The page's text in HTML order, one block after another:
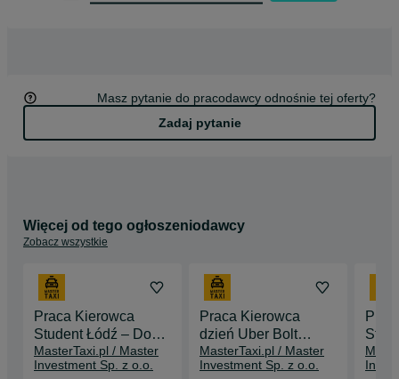
* ✅ do 60% netto od obrotu dla Ciebie
* ✅ Welcome / Powitalny Bonus 3000 zł
* ✅ Zwrot kosztów badań i zaświadczenia o niekaralności – do
* ✅ Dodatkowe bonusy i programy partnerskie
* ✅ Fabrycznie nowe Toyota Corolla Hybrid
* ✅ 0 zł wkładu własnego po Twojej stronie
* ✅ Możliwość startu nawet w 48h od zgłoszenia
* ✅ Praca w Uber i Bolt z oficjalnym partnerem flotowym
* ✅ Wsparcie i szybki onboarding
🔥 Dołącz do MasterTaxi i zacznij zarabiać już dziś!
Masz pytanie do pracodawcy odnośnie tej oferty?
Zadaj pytanie
Więcej od tego ogłoszeniodawcy
Zobacz wszystkie
Praca Kierowca
Student Łódź – Do
60% dla Ciebie
zarabiaj 7000zł+ |
MasterTaxi.pl / Master
Investment Sp. z o.o.
Praca Kierowca
dzień Uber Bolt
Warszawa – Do 60%
dla Ciebie 7000+ |
MasterTaxi.pl / Master
Investment Sp. z o.o.
Do